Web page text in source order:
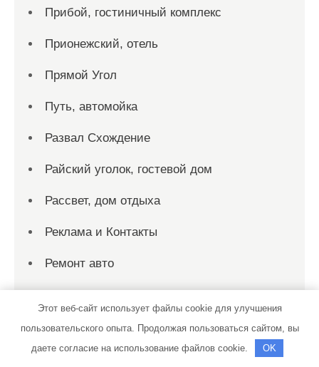
Прибой, гостиничный комплекс
Прионежский, отель
Прямой Угол
Путь, автомойка
Развал Схождение
Райский уголок, гостевой дом
Рассвет, дом отдыха
Реклама и Контакты
Ремонт авто
Ремонт Выхлопных Систем
Русалка, гостиничный комплекс
Этот веб-сайт использует файлы cookie для улучшения
пользовательского опыта. Продолжая пользоваться сайтом, вы
даете согласие на использование файлов cookie.
OK